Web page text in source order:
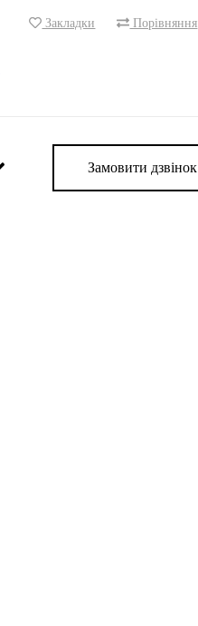
Закладки Порівняння
Замовити дзвінок